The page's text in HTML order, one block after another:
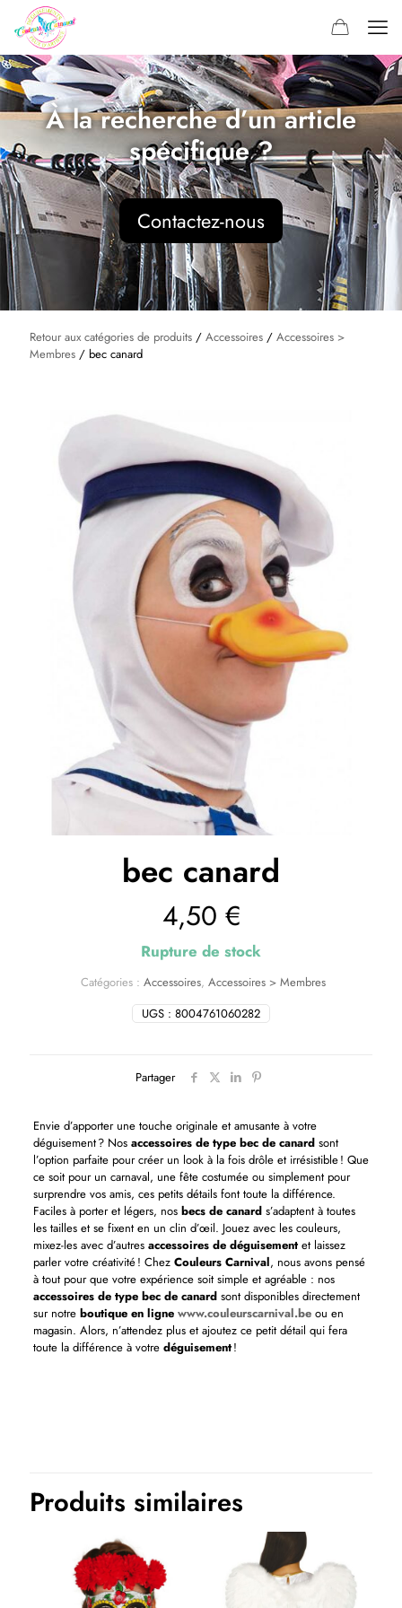
À la recherche d’un article
spécifique ?
Contactez-nous
Retour aux catégories de produits / Accessoires / Accessoires >
Membres / bec canard
bec canard
4,50 €
Rupture de stock
UGS : 8004761060282
Catégories : Accessoires, Accessoires > Membres
Partager
Envie d’apporter une touche originale et amusante à votre
déguisement ? Nos accessoires de type bec de canardsont
l’option parfaite pour créer un look à la fois drôle et irrésistible ! Que
ce soit pour un carnaval, une fête costumée ou simplement pour
surprendre vos amis, ces petits détails font toute la différence.
Faciles à porter et légers, nos becs de canards’adaptent à toutes
les tailles et se fixent en un clin d’œil. Jouez avec les couleurs,
mixez-les avec d’autres accessoires de déguisementet laissez
parler votre créativité ! Chez Couleurs Carnival, nous avons pensé
à tout pour que votre expérience soit simple et agréable : nos
accessoires de type bec de canardsont disponibles directement
sur notre boutique en ligne www.couleurscarnival.beou en
magasin. Alors, n’attendez plus et ajoutez ce petit détail qui fera
toute la différence à votre déguisement!
Produits similaires